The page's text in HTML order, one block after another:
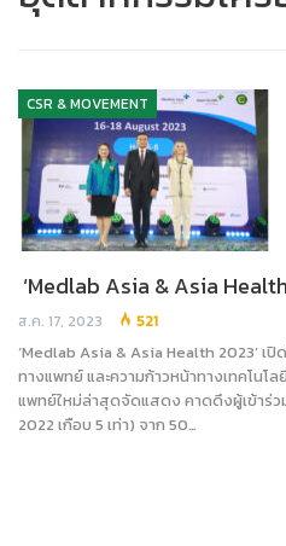
CSR & MOVEMENT
‘Medlab Asia & Asia
ส.ค. 17, 2023 521
‘Medlab Asia & Asia Health 2023’
ทางแพทย์ และความก้าวหน้าทางเทคโน
แพทย์ใหม่ล่าสุดจัดแสดง คาดดึงผู้เข้าร่ว
2022 เกือบ 5 เท่า) จาก 50…